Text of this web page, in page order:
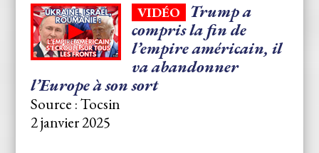
VIDÉO
Trump a
compris la fin de
l’empire américain, il
va abandonner
l’Europe à son sort
Source : Tocsin
2 janvier 2025